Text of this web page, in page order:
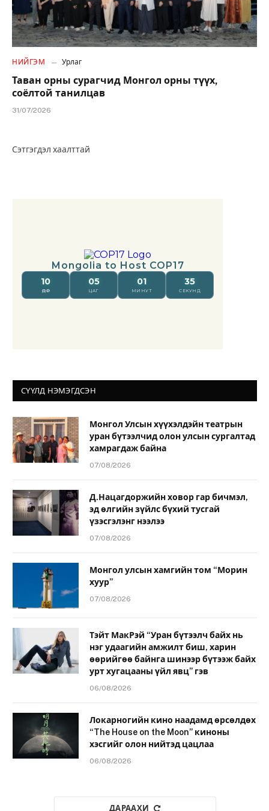
НИЙГЭМ Урлаг
Таван орны сурагчид Монгол орны түүх,
соёлтой танилцав
31/07/2026
Сэтгэгдэл хаалттай
СҮҮЛД НЭМЭГДСЭН
Монгол Улсын хүүхэлдэйн театрын
уран бүтээлчид олон улсын сургалтад
хамрагдаж байна
07/08/2026
Д.Нацагдоржийн ховор гар бичмэл,
эд өлгийн зүйлс бүхий тусгай
үзэсгэлэнг нээлээ
07/08/2026
Монгол улсын хамгийн том “Морин
хуур”
07/08/2026
Тэйт МакРэй “Уран бүтээлч байх нь
нэг удаагийн амжилт биш, харин
өөрийгөө байнга шинээр бүтээж байх
урт хугацааны үйл явц” гэв
06/08/2026
Локарногийн кино наадамд өрсөлдөх
“The House on the Moon” киноны
хэсгийг олон нийтэд цацлаа
06/08/2026
ДАРААХИ